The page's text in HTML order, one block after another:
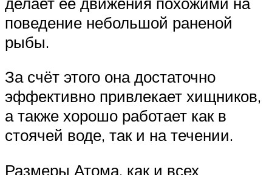
поведение небольшой раненой
рыбы.
За счёт этого она достаточно
эффективно привлекает хищников,
а также хорошо работает как в
стоячей воде, так и на течении.
Размеры Атома, как и всех